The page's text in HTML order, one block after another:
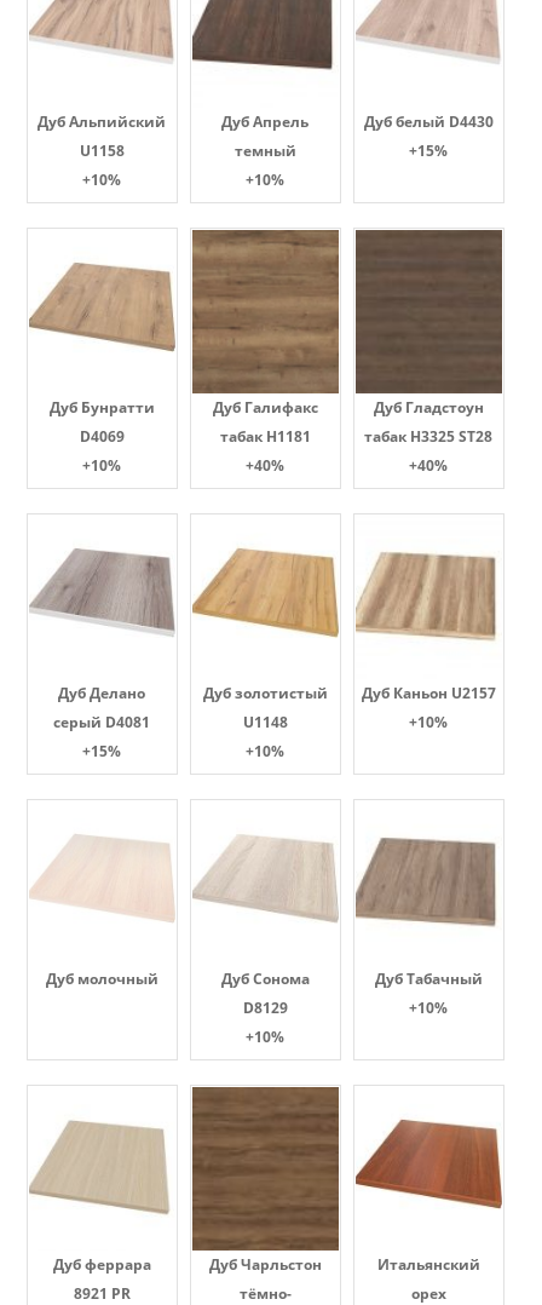
Дуб Альпийский
U1158
+10%
Дуб Апрель
темный
+10%
Дуб белый D4430
+15%
Дуб Бунратти
D4069
+10%
Дуб Галифакс
табак Н1181
+40%
Дуб Гладстоун
табак H3325 ST28
+40%
Дуб Делано
серый D4081
+15%
Дуб золотистый
U1148
+10%
Дуб Каньон U2157
+10%
Дуб молочный
Дуб Сонома
D8129
+10%
Дуб Табачный
+10%
Дуб феррара
8921 PR
Дуб Чарльстон
тёмно-
Итальянский
орех